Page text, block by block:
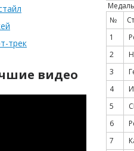
трек
видео
№
1
2
3
4
5
6
7